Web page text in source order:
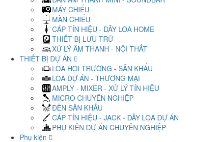
MÁY CHIẾU
MÀN CHIẾU
CÁP TÍN HIỆU - DÂY LOA HOME
THIẾT BỊ LƯU TRỮ
XỬ LÝ ÂM THANH - NỘI THẤT
THIẾT BỊ DỰ ÁN
LOA HỘI TRƯỜNG - SÂN KHẤU
LOA DỰ ÁN - THƯƠNG MẠI
AMPLY - MIXER - XỬ LÝ TÍN HIỆU
MICRO CHUYÊN NGHIỆP
ĐÈN SÂN KHẤU
CÁP TÍN HIỆU - JACK - DÂY LOA DỰ ÁN
PHỤ KIỆN DỰ ÁN CHUYÊN NGHIỆP
Phụ kiện